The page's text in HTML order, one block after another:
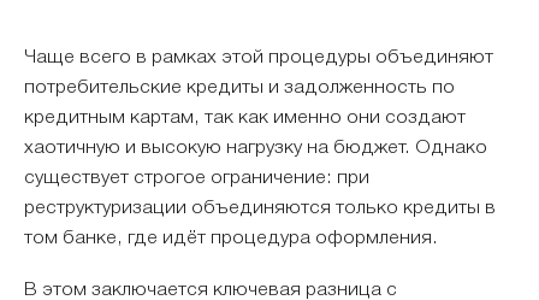
Чаще всего в рамках этой процедуры объединяют
потребительские кредиты и задолженность по
кредитным картам, так как именно они создают
хаотичную и высокую нагрузку на бюджет. Однако
существует строгое ограничение: при
реструктуризации объединяются только кредиты в
том банке, где идёт процедура оформления.
В этом заключается ключевая разница с